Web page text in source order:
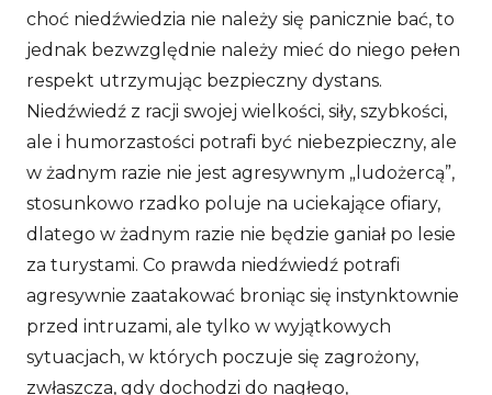
choć niedźwiedzia nie należy się panicznie bać, to
jednak bezwzględnie należy mieć do niego pełen
respekt utrzymując bezpieczny dystans.
Niedźwiedź z racji swojej wielkości, siły, szybkości,
ale i humorzastości potrafi być niebezpieczny, ale
w żadnym razie nie jest agresywnym „ludożercą”,
stosunkowo rzadko poluje na uciekające ofiary,
dlatego w żadnym razie nie będzie ganiał po lesie
za turystami. Co prawda niedźwiedź potrafi
agresywnie zaatakować broniąc się instynktownie
przed intruzami, ale tylko w wyjątkowych
sytuacjach, w których poczuje się zagrożony,
zwłaszcza, gdy dochodzi do nagłego,